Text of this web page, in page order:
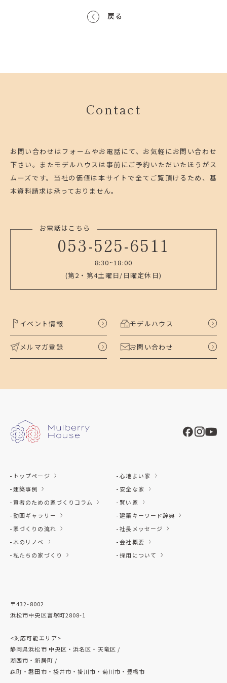
戻る
Contact
お問い合わせはフォームやお電話にて、お気軽にお問い合わせ
下さい。 またモデルハウスは事前にご予約いただいたほうがス
ムーズです。 当社の価値は本サイトで全てご覧頂けるため、基
本資料請求は承っておりません。
お電話はこちら
053-525-6511
8:30~18:00
(第2・第4土曜日/日曜定休日)
イベント情報 モデルハウス
メルマガ登録 お問い合わせ
トップページ
建築事例
賢者のための家づくりコラム
動画ギャラリー
家づくりの流れ
木のリノベ
私たちの家づくり
心地よい家
安全な家
賢い家
建築キーワード辞典
社長メッセージ
会社概要
採用について
〒432-8002
浜松市中央区富塚町2808-1
<対応可能エリア>
静岡県浜松市 中央区・浜名区・天竜区 /
湖西市・新居町 /
森町・磐田市・袋井市・掛川市・菊川市・豊橋市